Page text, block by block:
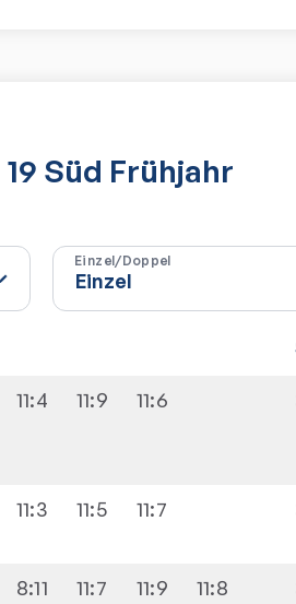
Süd Frühjahr
Einzel/Doppel
11:4 11:9 11:6
11:3 11:5 11:7
8:11 11:7 11:9 11:8